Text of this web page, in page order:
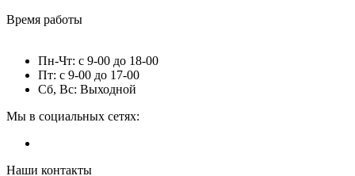
Время работы
Пн-Чт: с 9-00 до 18-00
Пт: с 9-00 до 17-00
Сб, Вс: Выходной
Мы в социальных сетях:
Наши контакты